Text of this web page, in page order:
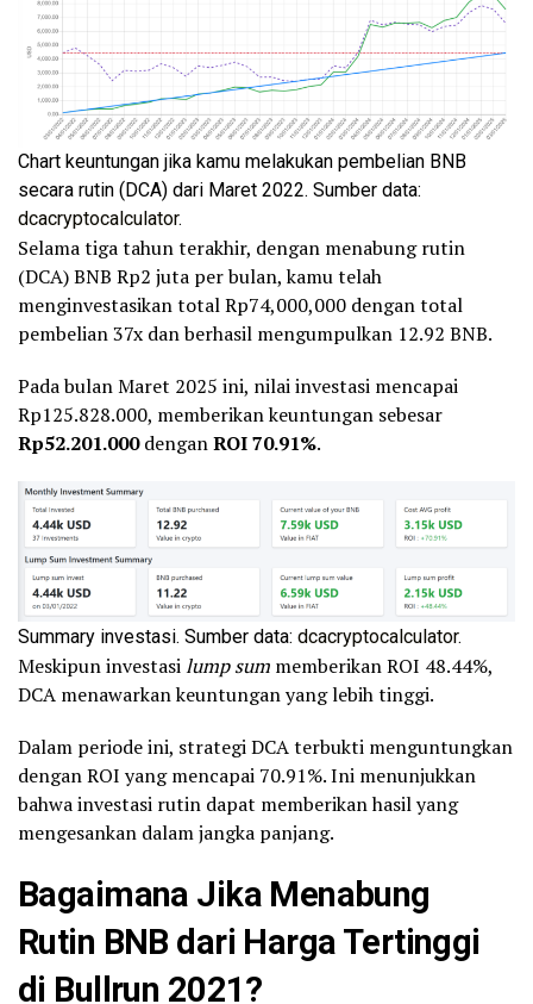
Chart keuntungan jika kamu melakukan pembelian BNB
secara rutin (DCA) dari Maret 2022. Sumber data:
dcacryptocalculator.
Selama tiga tahun terakhir, dengan menabung rutin
(DCA) BNB Rp2 juta per bulan, kamu telah
menginvestasikan total Rp74,000,000 dengan total
pembelian 37x dan berhasil mengumpulkan 12.92 BNB.
Pada bulan Maret 2025 ini, nilai investasi mencapai
Rp125.828.000, memberikan keuntungan sebesar
Rp52.201.000denganROI 70.91%.
Summary investasi. Sumber data: dcacryptocalculator.
Meskipun investasilump sum memberikan ROI 48.44%,
DCA menawarkan keuntungan yang lebih tinggi.
Dalam periode ini, strategi DCA terbukti menguntungkan
dengan ROI yang mencapai 70.91%. Ini menunjukkan
bahwa investasi rutin dapat memberikan hasil yang
mengesankan dalam jangka panjang.
Bagaimana Jika Menabung
Rutin BNB dari Harga Tertinggi
di Bullrun 2021?